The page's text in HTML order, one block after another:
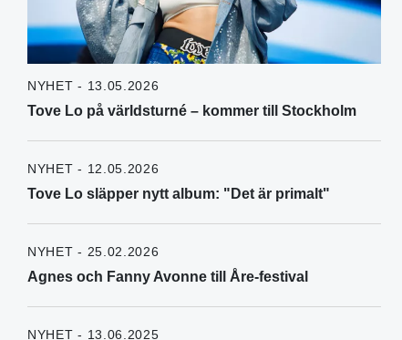
NYHET - 13.05.2026
Tove Lo på världsturné – kommer till Stockholm
NYHET - 12.05.2026
Tove Lo släpper nytt album: "Det är primalt"
NYHET - 25.02.2026
Agnes och Fanny Avonne till Åre-festival
NYHET - 13.06.2025